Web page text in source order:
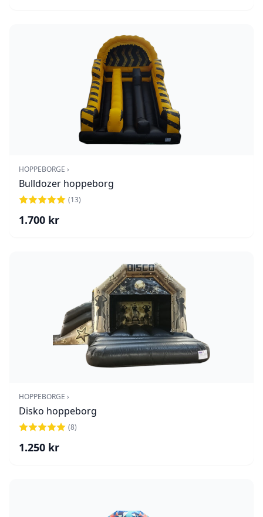
HOPPEBORGE ›
Bulldozer hoppeborg
(13)
1.700 kr
HOPPEBORGE ›
Disko hoppeborg
(8)
1.250 kr